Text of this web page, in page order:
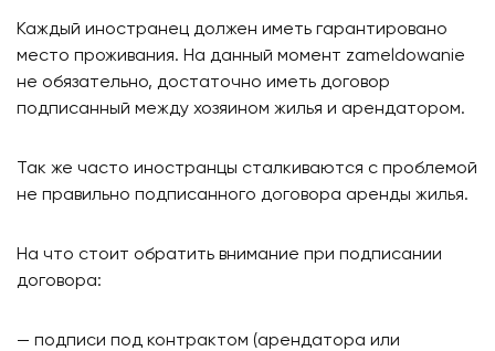
Каждый иностранец должен иметь гарантировано
место проживания. На данный момент zameldowanie
не обязательно, достаточно иметь договор
подписанный между хозяином жилья и арендатором.
Так же часто иностранцы сталкиваются с проблемой
не правильно подписанного договора аренды жилья.
На что стоит обратить внимание при подписании
договора:
— подписи под контрактом (арендатора или